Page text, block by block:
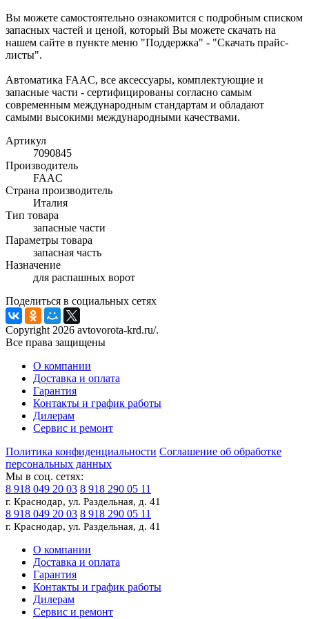
Вы можете самостоятельно ознакомится с подробным списком
запасных частей и ценой, который Вы можете скачать на
нашем сайте в пункте меню "Поддержка" - "Скачать прайс-
листы".
Автоматика FAAC, все аксессуары, комплектующие и
запасные части - сертифицированы согласно самым
современным международным стандартам и обладают
самыми высокими международными качествами.
Артикул
7090845
Производитель
FAAC
Страна производитель
Италия
Тип товара
запасные части
Параметры товара
запасная часть
Назначение
для распашных ворот
Поделиться в социальных сетях
Copyright 2026 avtovorota-krd.ru/.
Все права защищены
О компании
Доставка и оплата
Гарантия
Контакты и график работы
Дилерам
Сервис и ремонт
Политика конфиденциальности Соглашение об обработке
персональных данных
Мы в соц. сетях:
8 918 049 20 03 8 918 290 05 11
г. Краснодар, ул. Раздельная, д. 41
8 918 049 20 03 8 918 290 05 11
г. Краснодар, ул. Раздельная, д. 41
О компании
Доставка и оплата
Гарантия
Контакты и график работы
Дилерам
Сервис и ремонт